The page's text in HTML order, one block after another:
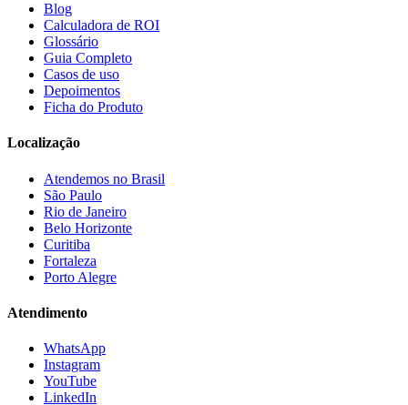
Blog
Calculadora de ROI
Glossário
Guia Completo
Casos de uso
Depoimentos
Ficha do Produto
Localização
Atendemos no Brasil
São Paulo
Rio de Janeiro
Belo Horizonte
Curitiba
Fortaleza
Porto Alegre
Atendimento
WhatsApp
Instagram
YouTube
LinkedIn